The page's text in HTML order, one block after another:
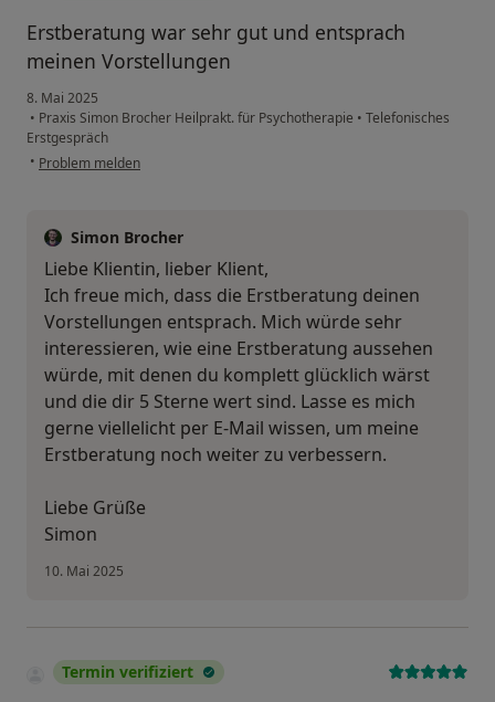
Erstberatung war sehr gut und entsprach
meinen Vorstellungen
8. Mai 2025
• Praxis Simon Brocher Heilprakt. für Psychotherapie • Telefonisches
Erstgespräch
• Problem melden
Simon Brocher
Liebe Klientin, lieber Klient,
Ich freue mich, dass die Erstberatung deinen
Vorstellungen entsprach. Mich würde sehr
interessieren, wie eine Erstberatung aussehen
würde, mit denen du komplett glücklich wärst
und die dir 5 Sterne wert sind. Lasse es mich
gerne viellelicht per E-Mail wissen, um meine
Erstberatung noch weiter zu verbessern.
Liebe Grüße
Simon
10. Mai 2025
Termin verifiziert